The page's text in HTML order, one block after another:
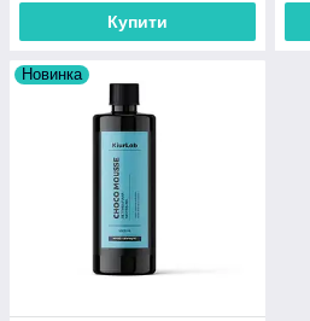
Купити
Новинка